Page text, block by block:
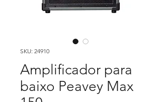
SKU: 24910
Amplificador para
baixo Peavey Max